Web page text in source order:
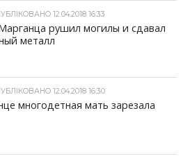
12.04.2018 16:33
рушил могилы и сдавал
металл
12.04.2018 16:30
многодетная мать зарезала